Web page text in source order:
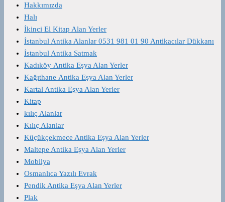
Hakkımızda
Halı
İkinci El Kitap Alan Yerler
İstanbul Antika Alanlar 0531 981 01 90 Antikacılar Dükkanı
İstanbul Antika Satmak
Kadıköy Antika Eşya Alan Yerler
Kağıthane Antika Eşya Alan Yerler
Kartal Antika Eşya Alan Yerler
Kitap
kılıç Alanlar
Kılıç Alanlar
Küçükçekmece Antika Eşya Alan Yerler
Maltepe Antika Eşya Alan Yerler
Mobilya
Osmanlıca Yazılı Evrak
Pendik Antika Eşya Alan Yerler
Plak